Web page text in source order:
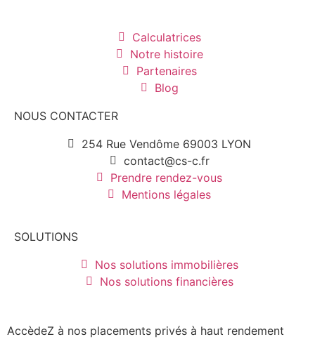
Calculatrices
Notre histoire
Partenaires
Blog
NOUS CONTACTER
254 Rue Vendôme 69003 LYON
contact@cs-c.fr
Prendre rendez-vous
Mentions légales
SOLUTIONS
Nos solutions immobilières
Nos solutions financières
AccèdeZ à nos placements privés à haut rendement